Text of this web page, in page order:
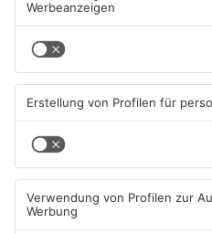
05.08.2026, 04:30 UHR IN SPORT
TOPNEWS